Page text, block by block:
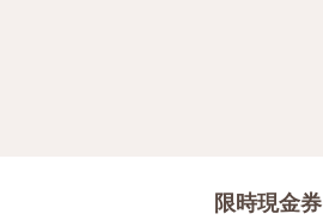
限時現金券